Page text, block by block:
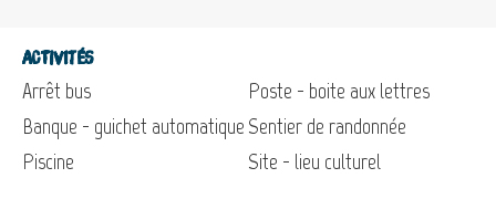
Activités
Arrêt bus
Banque - guichet automatique
Piscine
Poste - boite aux lettres
Sentier de randonnée
Site - lieu culturel